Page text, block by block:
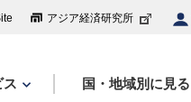
アジア経済研究所
ス 国・地域別に見る